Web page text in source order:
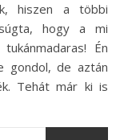
hiszen a többi
hogy a mi
Én
gondol, de aztán
Tehát már ki is